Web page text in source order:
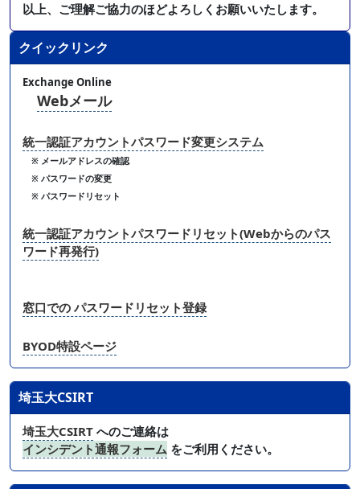
以上、ご理解ご協力のほどよろしくお願いいたします。
クイックリンク
Exchange Online
Webメール
統一認証アカウントパスワード変更システム
※ メールアドレスの確認
※ パスワードの変更
※ パスワードリセット
統一認証アカウントパスワードリセット(Webからのパス
ワード再発行)
窓口での パスワードリセット登録
BYOD特設ページ
埼玉大CSIRT
埼玉大CSIRT へのご連絡は
インシデント通報フォーム をご利用ください。